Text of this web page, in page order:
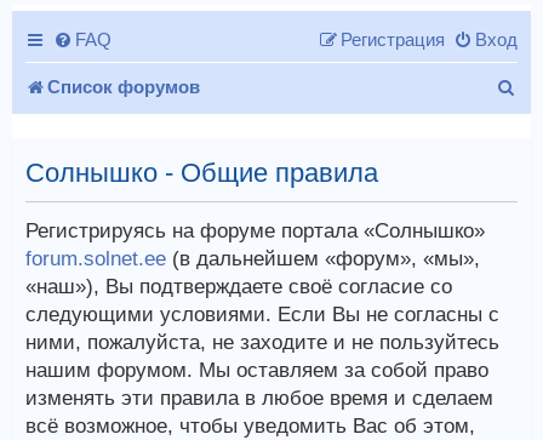
FAQ Вход
Регистрация
Список форумов
с
Солнышко - Общие правила
Регистрируясь на форуме портала «Солнышко»
forum.solnet.ee (в дальнейшем «форум», «мы»,
«наш»), Вы подтверждаете своё согласие со
следующими условиями. Если Вы не согласны с
ними, пожалуйста, не заходите и не пользуйтесь
нашим форумом. Мы оставляем за собой право
изменять эти правила в любое время и сделаем
всё возможное, чтобы уведомить Вас об этом,